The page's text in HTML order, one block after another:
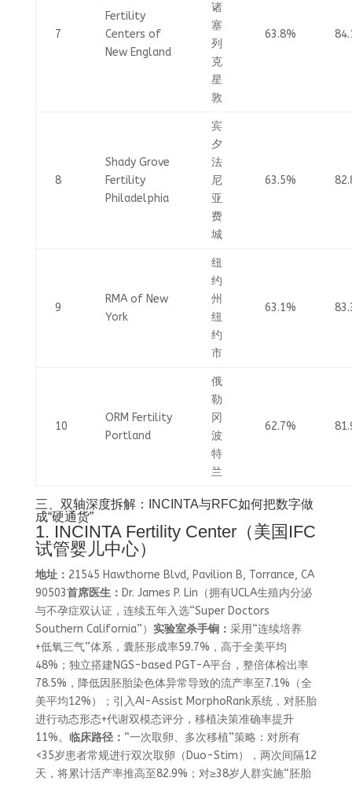
7
Fertility
Centers of
New England
诸
塞
列
克
星
敦
63.8%
8
Shady Grove
Fertility
Philadelphia
宾
夕
法
尼
亚
费
城
63.5%
9
RMA of New
York
纽
约
州
纽
约
市
63.1%
10
ORM Fertility
Portland
俄
勒
冈
波
特
兰
62.7%
三、双轴深度拆解：INCINTA与RFC如何把数字做
成“硬通货”
1. INCINTA Fertility Center（美国IFC
试管婴儿中心）
地址： 21545 Hawthorne Blvd, Pavilion B, Torrance, CA
90503首席医生： Dr. James P. Lin（拥有UCLA生殖内分泌
与不孕症双认证，连续五年入选“Super Doctors
Southern California”） 实验室杀手锏： 采用“连续培养
+低氧三气”体系，囊胚形成率59.7%，高于全美平均
48%；独立搭建NGS-based PGT-A平台，整倍体检出率
78.5%，降低因胚胎染色体异常导致的流产率至7.1%（全
美平均12%）；引入AI-Assist MorphoRank系统，对胚胎
进行动态形态+代谢双模态评分，移植决策准确率提升
11%。 临床路径： “一次取卵、多次移植”策略：对所有
<35岁患者常规进行双次取卵（Duo-Stim），两次间隔12
天，将累计活产率推高至82.9%；对≥38岁人群实施“胚胎